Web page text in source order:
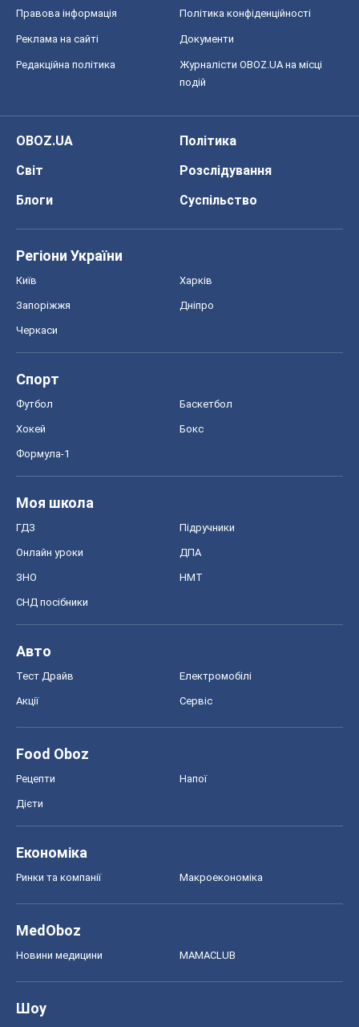
Правова інформація Політика конфіденційності
Реклама на сайті Документи
Редакційна політика
Журналісти OBOZ.UA на місці
подій
OBOZ.UA
Політика
Світ
Розслідування
Блоги
Суспільство
Регіони України
Київ Харків
Запоріжжя Дніпро
Черкаси
Спорт
Футбол Баскетбол
Хокей Бокс
Формула-1
Моя школа
ГДЗ Підручники
Онлайн уроки ДПА
ЗНО НМТ
СНД посібники
Авто
Тест Драйв Електромобілі
Акції Сервіс
Food Oboz
Рецепти Напої
Дієти
Економіка
Ринки та компанії Макроекономіка
MedOboz
Новини медицини MAMACLUB
Шоу